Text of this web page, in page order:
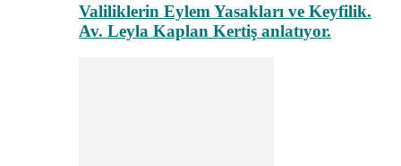
Valiliklerin Eylem Yasakları ve Keyfilik.
Av. Leyla Kaplan Kertiş anlatıyor.